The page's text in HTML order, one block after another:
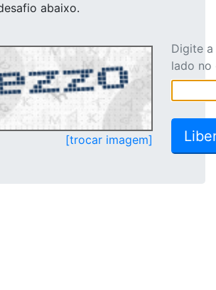
abaixo.
[trocar imagem]
Digite
lado no